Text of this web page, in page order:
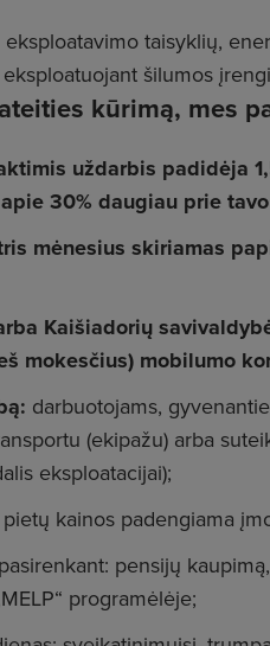
taisyklių,
šilumos
kūrimą, mes
uždarbis padidėja
30% daugiau prie
mėnesius skiriamas
Kaišiadorių
mokesčius) mobilumo
darbuotojams,
(ekipažu) arba
eksploatacijai);
kainos padengiama
pensijų
programėlėje;